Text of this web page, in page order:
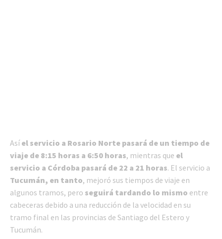
Asíel servicio a Rosario Norte pasará de un tiempo de
viaje de 8:15 horas a 6:50 horas, mientras que el
servicio a Córdoba pasará de 22 a 21 horas. El servicio a
Tucumán, en tanto, mejoró sus tiempos de viaje en
algunos tramos, pero seguirá tardando lo mismo entre
cabeceras debido a una reducción de la velocidad en su
tramo final en las provincias de Santiago del Estero y
Tucumán.